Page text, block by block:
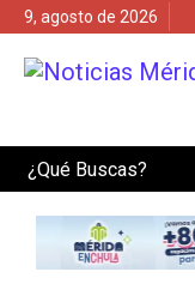
9, agosto de 2026
Search